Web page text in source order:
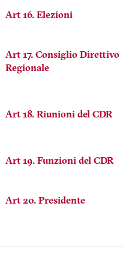
Art 16. Elezioni
Art 17. Consiglio Direttivo
Regionale
Art 18. Riunioni del CDR
Art 19. Funzioni del CDR
Art 20. Presidente